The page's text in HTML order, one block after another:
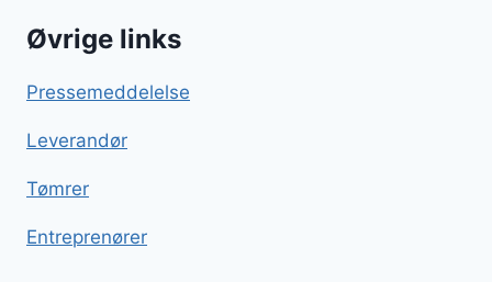
Øvrige links
Pressemeddelelse
Leverandør
Tømrer
Entreprenører